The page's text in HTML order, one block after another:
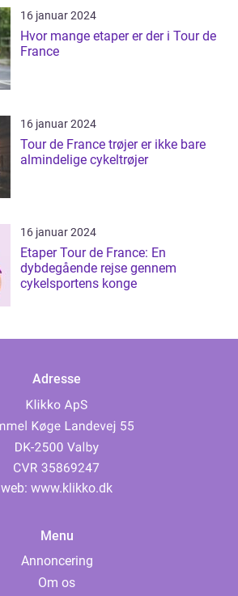
16 januar 2024
Hvor mange etaper er der i Tour de
France
16 januar 2024
Tour de France trøjer er ikke bare
almindelige cykeltrøjer
16 januar 2024
Etaper Tour de France: En
dybdegående rejse gennem
cykelsportens konge
Adresse
web: www.klikko.dk
Menu
Annoncering
Om os